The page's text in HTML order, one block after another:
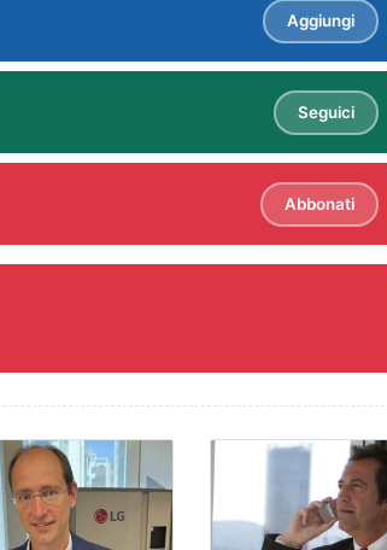
Aggiungi
Seguici
Abbonati